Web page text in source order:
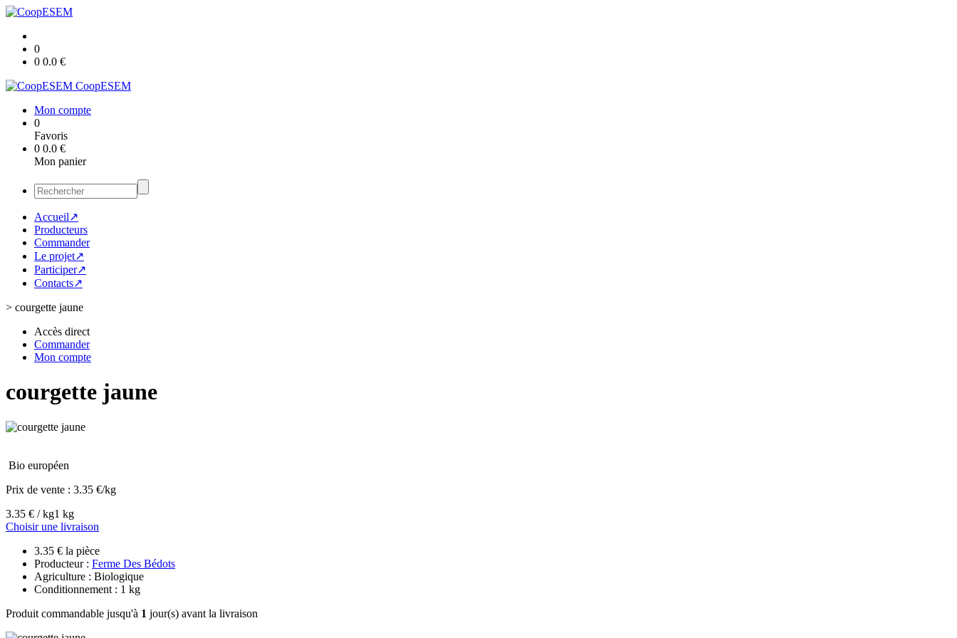
0
0 0.0 €
CoopESEM
Mon compte
0
Favoris
0 0.0 €
Mon panier
Accueil↗
Producteurs
Commander
Le projet↗
Participer↗
Contacts↗
> courgette jaune
Accès direct
Commander
Mon compte
courgette jaune
Bio européen
Prix de vente : 3.35 €/kg
3.35 € / kg1 kg
Choisir une livraison
3.35 € la pièce
Producteur : Ferme Des Bédots
Agriculture : Biologique
Conditionnement : 1 kg
Produit commandable jusqu'à 1 jour(s) avant la livraison